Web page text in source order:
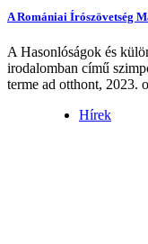
A Romániai Írószövetség
A Hasonlóságok és
irodalomban című
terme ad otthont, 2023.
Hírek